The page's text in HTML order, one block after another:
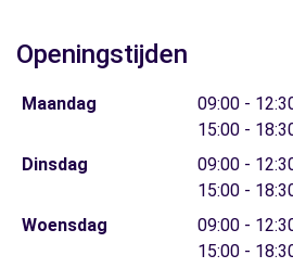
Openingstijden
Maandag
09:00 -
15:00 -
Dinsdag
09:00 -
15:00 -
Woensdag
09:00 -
15:00 -